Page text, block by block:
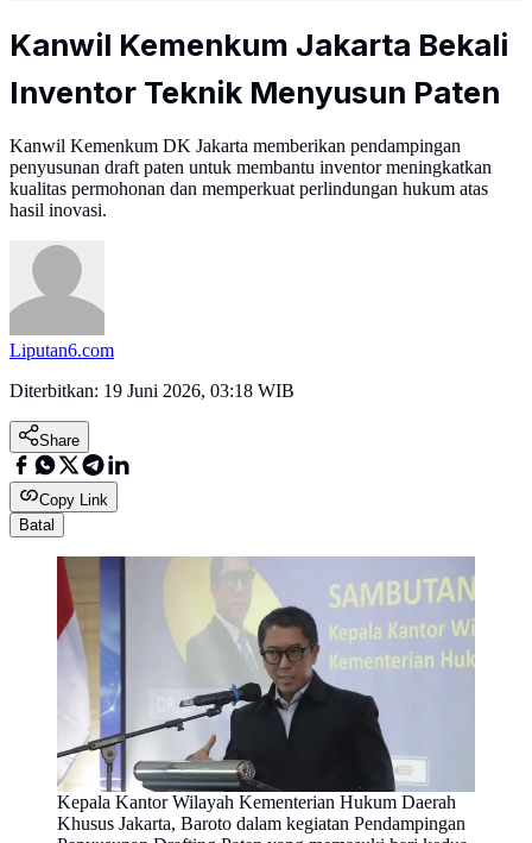
Kanwil Kemenkum Jakarta Bekali
Inventor Teknik Menyusun Paten
Kanwil Kemenkum DK Jakarta memberikan pendampingan
penyusunan draft paten untuk membantu inventor meningkatkan
kualitas permohonan dan memperkuat perlindungan hukum atas
hasil inovasi.
Liputan6.com
Diterbitkan: 19 Juni 2026, 03:18 WIB
Share
Copy Link
Batal
Kepala Kantor Wilayah Kementerian Hukum Daerah
Khusus Jakarta, Baroto dalam kegiatan Pendampingan